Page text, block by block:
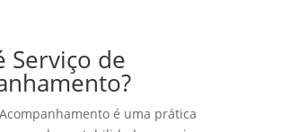
Serviço de
é uma prática